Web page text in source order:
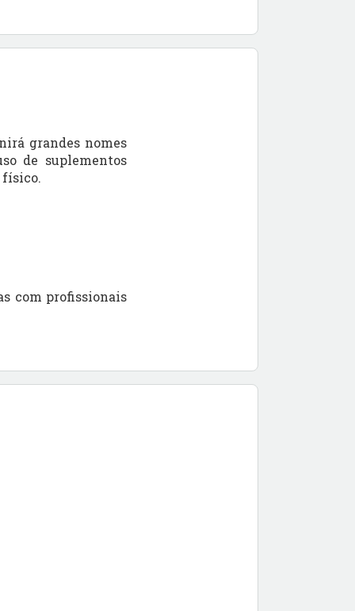
grandes nomes
de suplementos
físico.
com profissionais